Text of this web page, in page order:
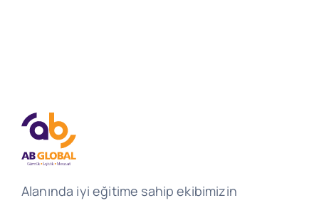
Alanında iyi eğitime sahip ekibimizin